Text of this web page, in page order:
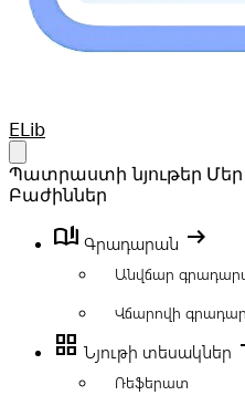
Your Company
ELib
Պատրաստի նյութեր
Բաժիններ
book_ribbon Գրադարան arrow_right_alt
Անվճար
Վճարովի
grid_view Նյութի տեսակներ
Ռեֆերատ